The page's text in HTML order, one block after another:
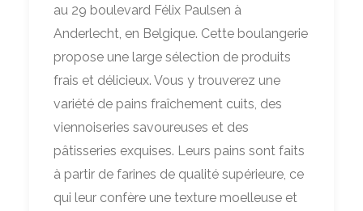
au 29 boulevard Félix Paulsen à
Anderlecht, en Belgique. Cette boulangerie
propose une large sélection de produits
frais et délicieux. Vous y trouverez une
variété de pains fraîchement cuits, des
viennoiseries savoureuses et des
pâtisseries exquises. Leurs pains sont faits
à partir de farines de qualité supérieure, ce
qui leur confère une texture moelleuse et